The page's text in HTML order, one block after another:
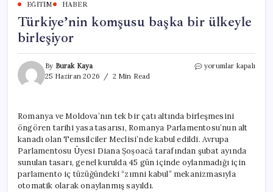
EĞITIM HABER
Türkiye’nin komşusu başka bir ülkeyle
birleşiyor
By Burak Kaya
25 Haziran 2026
2 Min Read
Türkiye’nin
birleşiyor
için
yorumlar kapalı
Romanya ve Moldova’nın tek bir çatı altında birleşmesini
öngören tarihi yasa tasarısı, Romanya Parlamentosu’nun alt
kanadı olan Temsilciler Meclisi’nde kabul edildi. Avrupa
Parlamentosu Üyesi Diana Șoșoacă tarafından şubat ayında
sunulan tasarı, genel kurulda 45 gün içinde oylanmadığı için
parlamento iç tüzüğündeki “zımni kabul” mekanizmasıyla
otomatik olarak onaylanmış sayıldı.